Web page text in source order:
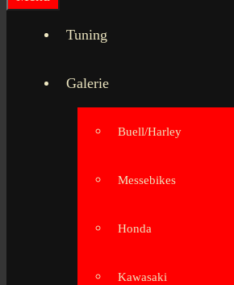
Tuning
Galerie
Buell/Harley
Messebikes
Honda
Kawasaki